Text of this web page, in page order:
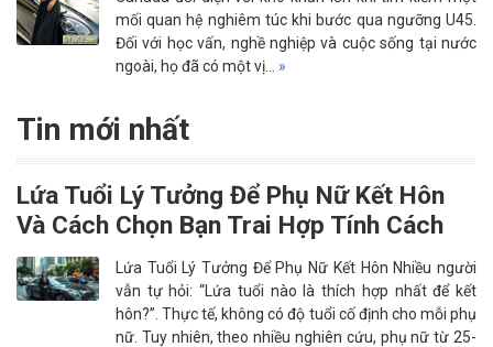
mối quan hệ nghiêm túc khi bước qua ngưỡng U45.
Đối với học vấn, nghề nghiệp và cuộc sống tại nước
ngoài, họ đã có một vị… »
Tin mới nhất
Lứa Tuổi Lý Tưởng Để Phụ Nữ Kết Hôn
Và Cách Chọn Bạn Trai Hợp Tính Cách
Lứa Tuổi Lý Tưởng Để Phụ Nữ Kết Hôn Nhiều người
vẫn tự hỏi: “Lứa tuổi nào là thích hợp nhất để kết
hôn?”. Thực tế, không có độ tuổi cố định cho mỗi phụ
nữ. Tuy nhiên, theo nhiều nghiên cứu, phụ nữ từ 25-